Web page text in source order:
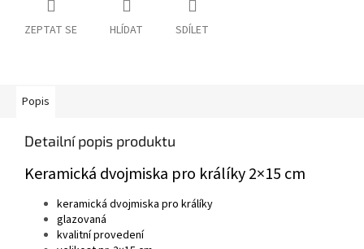
ZEPTAT SE HLÍDAT SDÍLET
Popis
Detailní popis produktu
Keramická dvojmiska pro králíky 2×15 cm
keramická dvojmiska pro králíky
glazovaná
kvalitní provedení